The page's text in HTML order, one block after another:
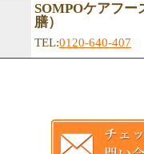
SOMPOケアフー
膳）
TEL:0120-640-407